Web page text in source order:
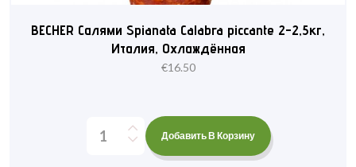
BECHER Cалями Spianata Calabra piccante 2-2,5кг,
Италия, Охлаждённая
€16.50
Добавить В Корзину